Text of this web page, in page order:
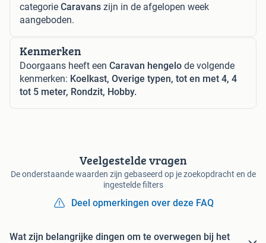
categorie Caravans zijn in de afgelopen week
aangeboden.
Kenmerken
Doorgaans heeft een Caravan hengelo de volgende
kenmerken: Koelkast, Overige typen, tot en met 4, 4
tot 5 meter, Rondzit, Hobby.
Veelgestelde vragen
De onderstaande waarden zijn gebaseerd op je zoekopdracht en de
ingestelde filters
Deel opmerkingen over deze FAQ
Wat zijn belangrijke dingen om te overwegen bij het